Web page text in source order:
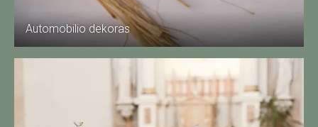
Automobilio dekoras